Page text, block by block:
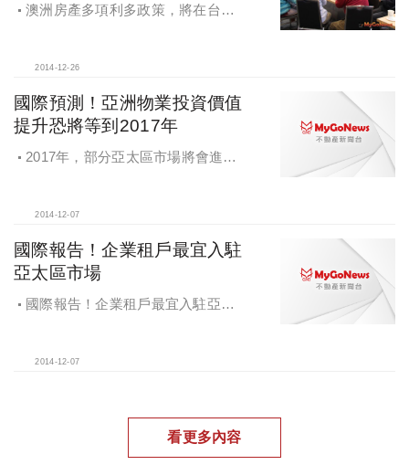
澳洲房產多項利多政策，將在台灣
2014-12-26
國際預測！亞洲物業投資價值
提升恐將等到2017年
2017年，部分亞太區市場將會進入
2014-12-07
國際報告！企業租戶最宜入駐
亞太區市場
國際報告！企業租戶最宜入駐亞太
2014-12-07
看更多內容